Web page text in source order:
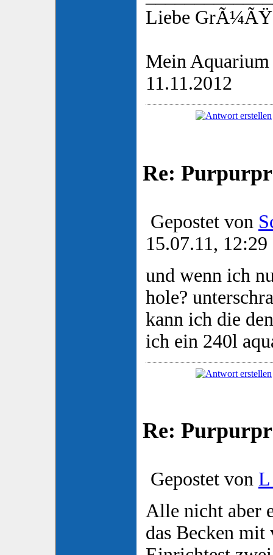
Liebe
Mein
11.11.2012
Re:
Gepostet von
15.07.11, 12:29
und wenn ich
hole?
kann ich die
ich ein 240l
Re:
Gepostet von L
Alle nicht aber
das Becken mit